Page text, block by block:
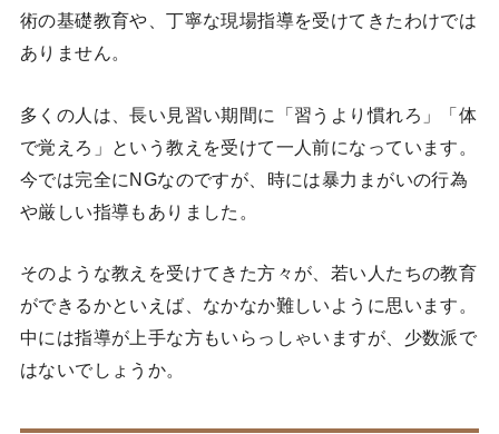
術の基礎教育や、丁寧な現場指導を受けてきたわけでは
ありません。
多くの人は、長い見習い期間に「習うより慣れろ」「体
で覚えろ」という教えを受けて一人前になっています。
今では完全にNGなのですが、時には暴力まがいの行為
や厳しい指導もありました。
そのような教えを受けてきた方々が、若い人たちの教育
ができるかといえば、なかなか難しいように思います。
中には指導が上手な方もいらっしゃいますが、少数派で
はないでしょうか。